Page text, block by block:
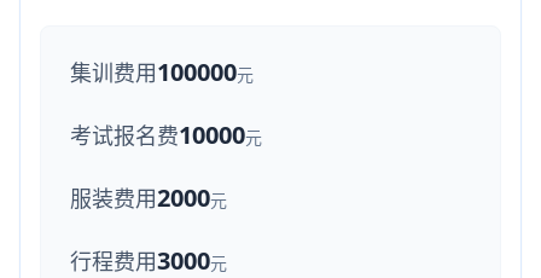
集训费用100000元
考试报名费10000元
服装费用2000元
行程费用3000元